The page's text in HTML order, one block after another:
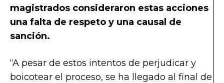
magistrados consideraron estas acciones
una falta de respeto y una causal de
sanción.
“A pesar de estos intentos de perjudicar y
boicotear el proceso, se ha llegado al final de